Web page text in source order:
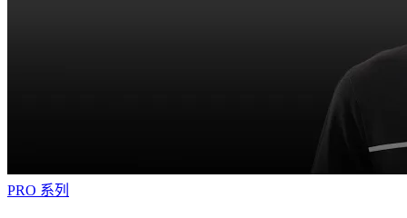
PRO 系列